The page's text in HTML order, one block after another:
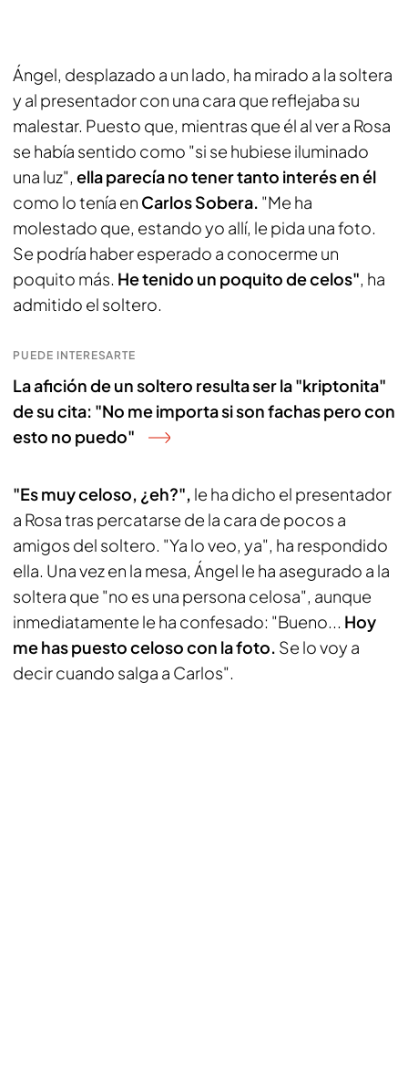
Ángel, desplazado a un lado, ha mirado a la soltera
y al presentador con una cara que reflejaba su
malestar. Puesto que, mientras que él al ver a Rosa
se había sentido como "si se hubiese iluminado
una luz", ella parecía no tener tanto interés en él
como lo tenía en Carlos Sobera. "Me ha
molestado que, estando yo allí, le pida una foto.
Se podría haber esperado a conocerme un
poquito más. He tenido un poquito de celos", ha
admitido el soltero.
PUEDE INTERESARTE
La afición de un soltero resulta ser la "kriptonita"
de su cita: "No me importa si son fachas pero con
esto no puedo"
"Es muy celoso, ¿eh?", le ha dicho el presentador
a Rosa tras percatarse de la cara de pocos a
amigos del soltero. "Ya lo veo, ya", ha respondido
ella. Una vez en la mesa, Ángel le ha asegurado a la
soltera que "no es una persona celosa", aunque
inmediatamente le ha confesado: "Bueno... Hoy
me has puesto celoso con la foto. Se lo voy a
decir cuando salga a Carlos".